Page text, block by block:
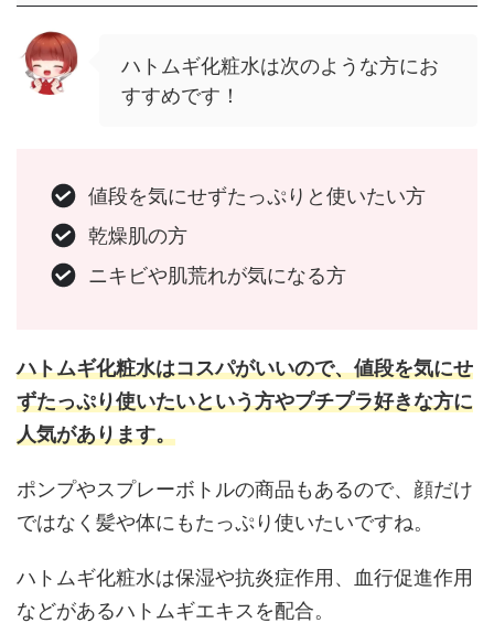
ハトムギ化粧水は次のような方にお
すすめです！
値段を気にせずたっぷりと使いたい方
乾燥肌の方
ニキビや肌荒れが気になる方
ハトムギ化粧水はコスパがいいので、値段を気にせ
ずたっぷり使いたいという方やプチプラ好きな方に
人気があります。
ポンプやスプレーボトルの商品もあるので、顔だけ
ではなく髪や体にもたっぷり使いたいですね。
ハトムギ化粧水は保湿や抗炎症作用、血行促進作用
などがあるハトムギエキスを配合。